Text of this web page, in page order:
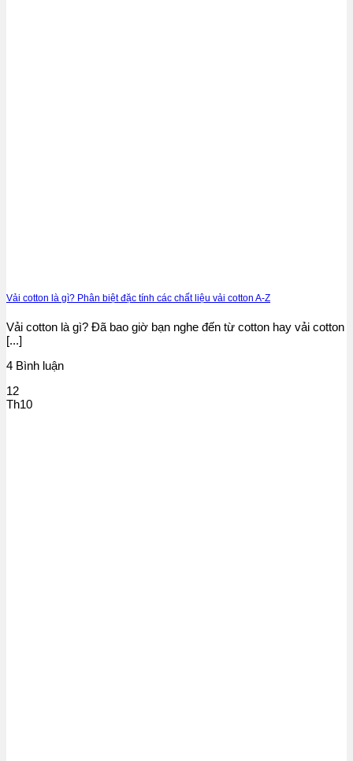
Vải cotton là gì? Phân biệt đặc tính các chất liệu vải cotton A-Z
Vải cotton là gì? Đã bao giờ bạn nghe đến từ cotton hay vải cotton
[...]
4 Bình luận
12
Th10